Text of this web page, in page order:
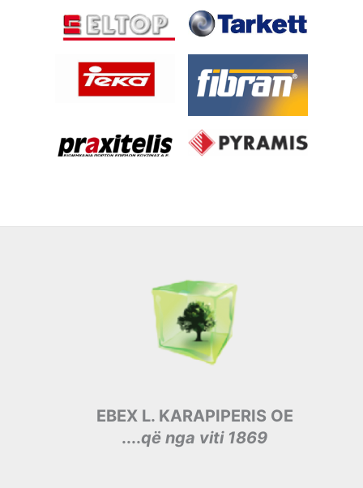
EBEX L. KARAPIPERIS OE
....që nga viti 1869